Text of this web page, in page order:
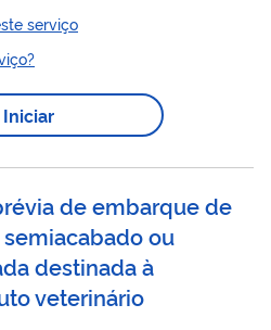
de aprimorar a mobilização
nacional e salvaguardar os
econômicas, da defesa militar,
e tranquilidade públicas.
serviço
Iniciar
de embarque de
ou
destinada à
veterinário